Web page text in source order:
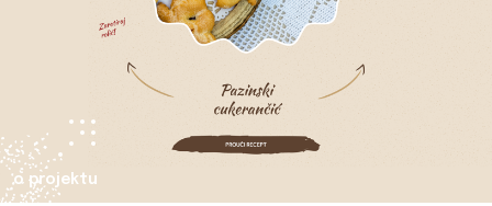
o projektu